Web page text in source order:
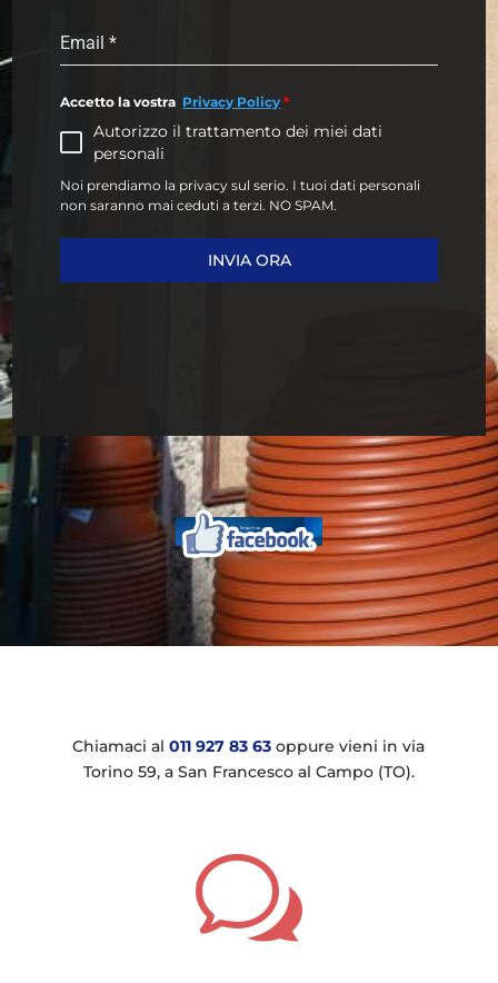
Email*
Accetto la vostra Privacy Policy *
Autorizzo il trattamento dei miei dati
personali
Noi prendiamo la privacy sul serio. I tuoi dati personali
non saranno mai ceduti a terzi. NO SPAM.
INVIA ORA
Chiamaci al011 927 83 63 oppure vieni in via
Torino 59, a San Francesco al Campo (TO).
w